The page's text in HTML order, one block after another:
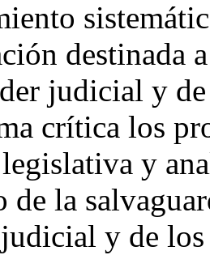
destinada
judicial y
crítica los
legislativa y
de la
y de los